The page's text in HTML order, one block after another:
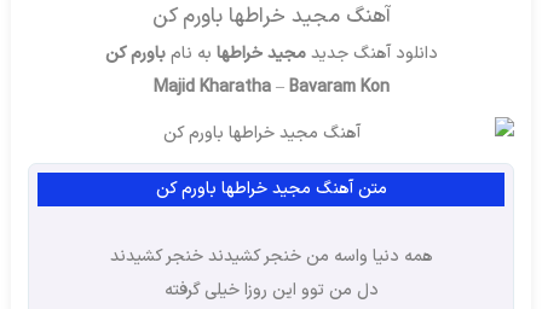
آهنگ مجید خراطها باورم کن
دانلود آهنگ جدید مجید خراطها به نامباورم کن
Majid Kharatha–Bavaram Kon
متن آهنگ مجید خراطها باورم کن
همه دنیا واسه من خنجر کشیدند خنجر کشیدند
دل من توو این روزا خیلی گرفته